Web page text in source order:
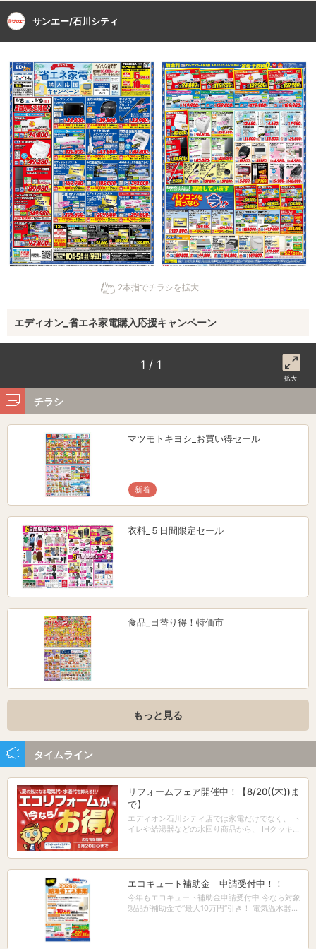
サンエー/石川シティ
2本指でチラシを拡大
エディオン_省エネ家電購入応援キャンペーン
1 / 1
拡大
チラシ
マツモトキヨシ_お買い得セール
新着
衣料_５日間限定セール
食品_日替り得！特価市
もっと見る
タイムライン
リフォームフェア開催中！【8/20((木))ま
で】
エディオン石川シティ店では家電だけでなく、 ト
イレや給湯器などの水回り商品から、 IHクッキン
ております。 今なら8/20まで、『エコリフォー
ムフェア』を 開催中です。 フェア限定特典※1や
無金利ローン※2などに加え、 安心の『最大10年
保証※3』も付いてきます！ お見積もりは無料で
すので、ぜひお気軽に ご相談ください！ お客様
のご来店をお待ちしています！！ ※1 フェア限定
エコキュート補助金 申請受付中！！
今年もエコキュート補助金申請受付中 今なら対象
製品が補助金で’’最大10万円’’引き！ 電気温水器か